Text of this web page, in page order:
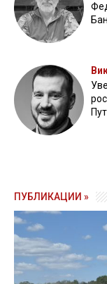
ПУБЛИКАЦИИ »